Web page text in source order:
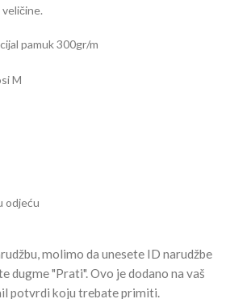
pamuk 300gr/m
M
odjeću
molimo da unesete ID narudžbe
dugme "Prati". Ovo je dodano na vaš
potvrdi koju trebate primiti.